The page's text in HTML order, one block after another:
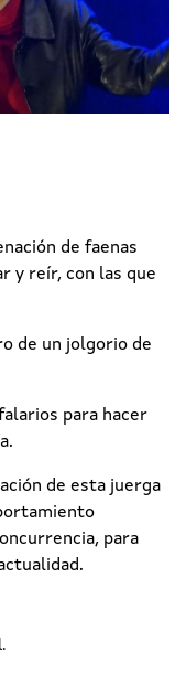
de faenas
y reír, con las que
de un jolgorio de
para hacer
de esta juerga
para